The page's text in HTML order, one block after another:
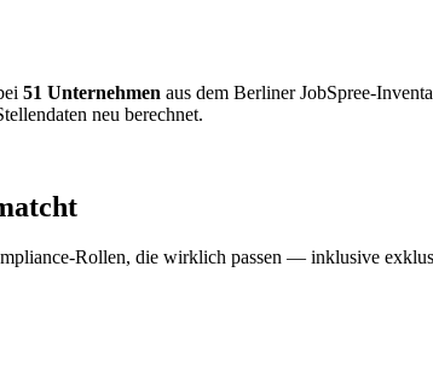
51 Unternehmen aus dem Berliner JobSpree-
neu berechnet.
Rollen, die wirklich passen — inklusive